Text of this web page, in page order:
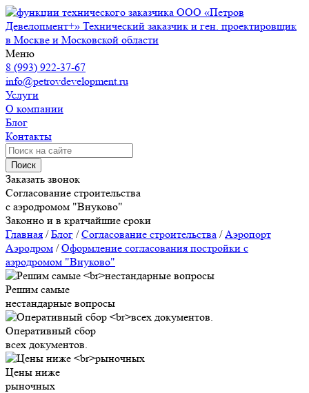
ООО «Петров
Девелопмент+» Технический заказчик и ген. проектировщик
в Москве и Московской области
Меню
8 (993) 922-37-67
info@petrovdevelopment.ru
Услуги
О компании
Блог
Контакты
Поиск
Заказать звонок
Согласование строительства
с аэродромом "Внуково"
Законно и в кратчайшие сроки
Главная /Блог /Согласование строительства /Аэропорт
Аэродром /Оформление согласования постройки с
аэродромом "Внуково"
Решим самые
нестандарные вопросы
Оперативный сбор
всех документов.
Цены ниже
рыночных